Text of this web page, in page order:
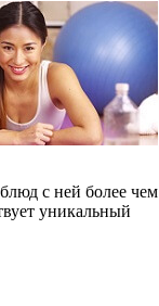
с ней более чем
уникальный